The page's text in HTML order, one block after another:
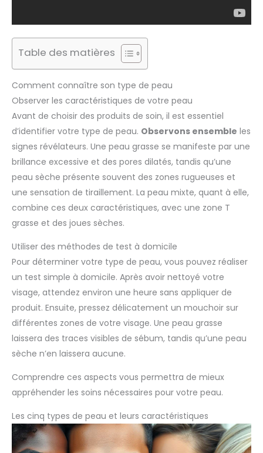
Table des matières
Comment connaître son type de peau
Observer les caractéristiques de votre peau
Avant de choisir des produits de soin, il est essentiel
d’identifier votre type de peau. Observons ensemble les
signes révélateurs. Une peau grasse se manifeste par une
brillance excessive et des pores dilatés, tandis qu’une
peau sèche présente souvent des zones rugueuses et
une sensation de tiraillement. La peau mixte, quant à elle,
combine ces deux caractéristiques, avec une zone T
grasse et des joues sèches.
Utiliser des méthodes de test à domicile
Pour déterminer votre type de peau, vous pouvez réaliser
un test simple à domicile. Après avoir nettoyé votre
visage, attendez environ une heure sans appliquer de
produit. Ensuite, pressez délicatement un mouchoir sur
différentes zones de votre visage. Une peau grasse
laissera des traces visibles de sébum, tandis qu’une peau
sèche n’en laissera aucune.
Comprendre ces aspects vous permettra de mieux
appréhender les soins nécessaires pour votre peau.
Les cinq types de peau et leurs caractéristiques